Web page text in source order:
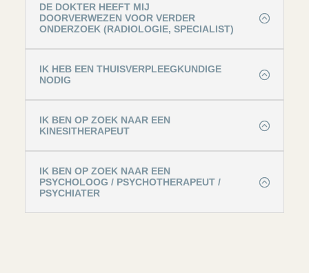
DE DOKTER HEEFT MIJ
DOORVERWEZEN VOOR VERDER
ONDERZOEK (RADIOLOGIE, SPECIALIST)
IK HEB EEN THUISVERPLEEGKUNDIGE
NODIG
IK BEN OP ZOEK NAAR EEN
KINESITHERAPEUT
IK BEN OP ZOEK NAAR EEN
PSYCHOLOOG / PSYCHOTHERAPEUT /
PSYCHIATER